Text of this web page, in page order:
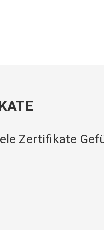
Zertifikate